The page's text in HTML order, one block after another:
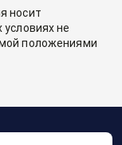
носит
не
положениями